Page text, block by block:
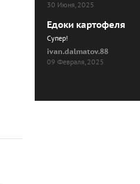
30 Июня, 2025
Едоки картофеля
Cупер!
ivan.dalmatov.88
09 Февраля, 2025